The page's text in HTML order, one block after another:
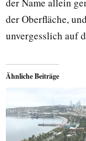
der Oberfläche,
unvergesslich auf
Ähnliche Beiträge